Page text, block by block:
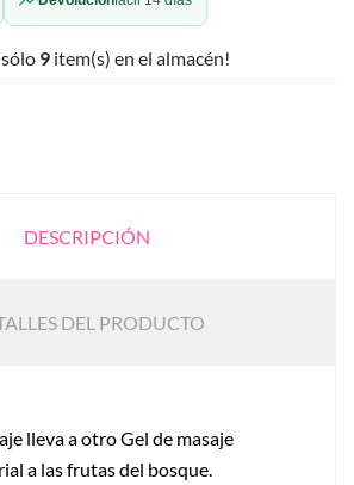
9 item(s) en el almacén!
DESCRIPCIÓN
DEL PRODUCTO
lleva a otro Gel de masaje
a las frutas del bosque.